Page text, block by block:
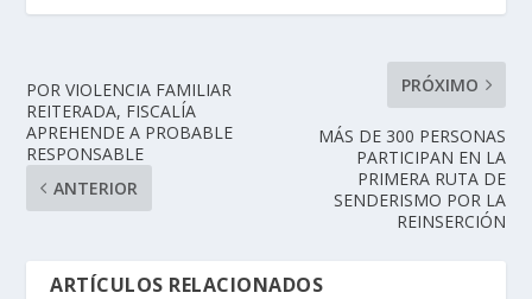
POR VIOLENCIA FAMILIAR
REITERADA, FISCALÍA
APREHENDE A PROBABLE
RESPONSABLE
ANTERIOR
PRÓXIMO
MÁS DE 300 PERSONAS
PARTICIPAN EN LA
PRIMERA RUTA DE
SENDERISMO POR LA
REINSERCIÓN
ARTÍCULOS RELACIONADOS